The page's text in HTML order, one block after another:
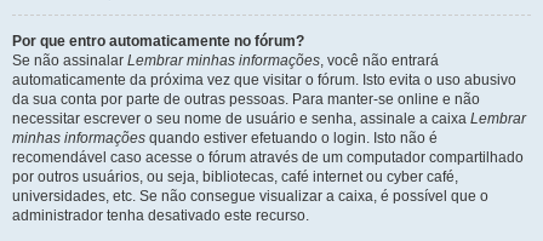
Por que entro automaticamente no fórum?
Se não assinalar Lembrar minhas informações, você não entrará
automaticamente da próxima vez que visitar o fórum. Isto evita o uso abusivo
da sua conta por parte de outras pessoas. Para manter-se online e não
necessitar escrever o seu nome de usuário e senha, assinale a caixa Lembrar
minhas informações quando estiver efetuando o login. Isto não é
recomendável caso acesse o fórum através de um computador compartilhado
por outros usuários, ou seja, bibliotecas, café internet ou cyber café,
universidades, etc. Se não consegue visualizar a caixa, é possível que o
administrador tenha desativado este recurso.